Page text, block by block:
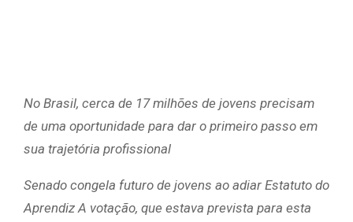
No Brasil, cerca de 17 milhões de jovens precisam
de uma oportunidade para dar o primeiro passo em
sua trajetória profissional
Senado congela futuro de jovens ao adiar Estatuto do
Aprendiz A votação, que estava prevista para esta